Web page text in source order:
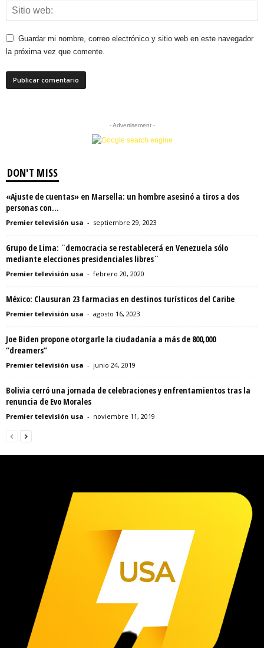
Guardar mi nombre, correo electrónico y sitio web en este navegador
la próxima vez que comente.
- Advertisement -
DON'T MISS
«Ajuste de cuentas» en Marsella: un hombre asesinó a tiros a dos
personas con...
Premier televisión usa - septiembre 29, 2023
Grupo de Lima: ¨democracia se restablecerá en Venezuela sólo
mediante elecciones presidenciales libres¨
Premier televisión usa - febrero 20, 2020
México: Clausuran 23 farmacias en destinos turísticos del Caribe
Premier televisión usa - agosto 16, 2023
Joe Biden propone otorgarle la ciudadanía a más de 800,000
“dreamers”
Premier televisión usa - junio 24, 2019
Bolivia cerró una jornada de celebraciones y enfrentamientos tras la
renuncia de Evo Morales
Premier televisión usa - noviembre 11, 2019